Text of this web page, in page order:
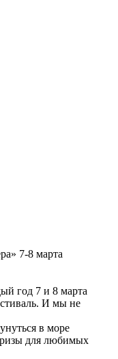
год 7 и 8 марта
И мы не
в море
для любимых